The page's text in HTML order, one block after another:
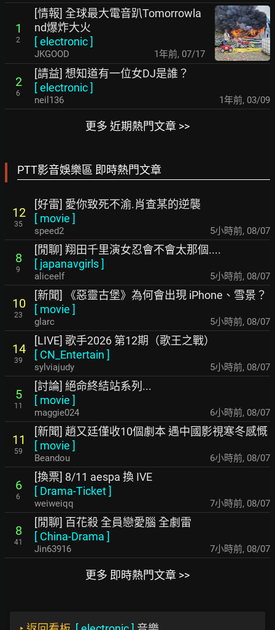
1
2
[情報] 全球最大電音趴Tomorrowla
nd爆炸大火
[electronic]
JKGOOD 1年前, 07/17
2
6
[請益] 想知道有一位女DJ是誰？
[electronic]
neil136 1年前, 03/09
更多 近期熱門文章 >>
PTT影音娛樂區 即時熱門文章
12
35
[好雷] 愛你致死不渝.肖查某的逆襲
[ movie ]
speed2 5小時前, 08/07
8
9
[閒聊] 翔田千里演女忍會不會太那個....
[ japanavgirls]
aliceelf 5小時前, 08/07
10
23
[新聞] 《惡靈古堡》為何會出現 iPhone、雪景？
[ movie ]
glarc 5小時前, 08/07
14
39
[LIVE] 歌手2026 第12期（歌王之戰）
[ CN_Entertain ]
sylviajudy 5小時前, 08/07
5
11
[討論] 絕命終結站系列...
[ movie ]
maggie024 6小時前, 08/07
11
59
[新聞] 趙又廷僅收10個劇本 遇中國影視寒冬感慨
[ movie ]
Beandou 6小時前, 08/07
6
6
[換票] 8/11 aespa 換 IVE
[ Drama-Ticket]
weiweiqq 7小時前, 08/07
8
41
[閒聊] 百花殺 全員戀愛腦 全劇雷
[ China-Drama ]
Jin63916 7小時前, 08/07
更多 即時熱門文章 >>